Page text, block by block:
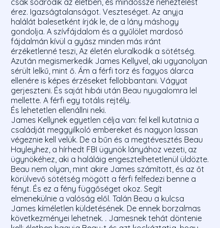
csak sodródik az életben, és mindössze neheztelést
érez. Igazságtalanságot. Veszteséget. Az anyja
halálát balesetként írják le, de a lány máshogy
gondolja. A szívfájdalom és a gyűlölet mardosó
fájdalmán kívül a gyász minden más iránt
érzéketlenné teszi, Az életén eluralkodik a sötétség.
Azután megismerkedik James Kellyvel, aki ugyanolyan
sérült lelkű, mint ő. Ám a férfi torz és fagyos álarca
ellenére is képes érzéseket fellobbantani. Vágyat
gerjeszteni. És saját hibái után Beau nyugalomra lel
mellette. A férfi egy totális rejtély.
És lehetetlen ellenállni neki.
James Kellynek egyetlen célja van: fel kell kutatnia a
családját meggyilkoló embereket és nagyon lassan
végeznie kell velük. De a bűn és a megtévesztés Beau
Hayleyhez, a hírhedt FBI ügynök lányához vezeti, az
ügynökéhez, aki a haláláig engesztelhetetlenül üldözte.
Beau nem olyan, mint akire James számított, és az őt
körülvevő sötétség mögött a férfi felfedezi benne a
fényt. És ez a fény függőséget okoz. Segít
elmenekülnie a valóság elől. Talán Beau a kulcsa
James kíméletlen küldetésének. De ennek borzalmas
következményei lehetnek. . Jamesnek tehát döntenie